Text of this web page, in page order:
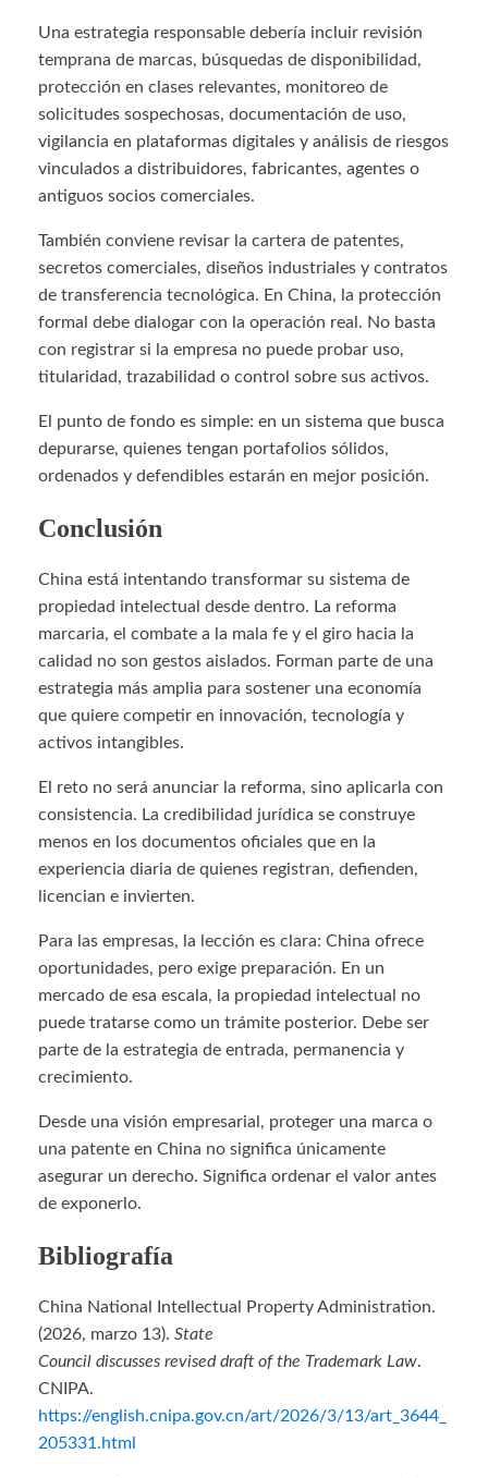
Una estrategia responsable debería incluir revisión
temprana de marcas, búsquedas de disponibilidad,
protección en clases relevantes, monitoreo de
solicitudes sospechosas, documentación de uso,
vigilancia en plataformas digitales y análisis de riesgos
vinculados a distribuidores, fabricantes, agentes o
antiguos socios comerciales.
También conviene revisar la cartera de patentes,
secretos comerciales, diseños industriales y contratos
de transferencia tecnológica. En China, la protección
formal debe dialogar con la operación real. No basta
con registrar si la empresa no puede probar uso,
titularidad, trazabilidad o control sobre sus activos.
El punto de fondo es simple: en un sistema que busca
depurarse, quienes tengan portafolios sólidos,
ordenados y defendibles estarán en mejor posición.
Conclusión
China está intentando transformar su sistema de
propiedad intelectual desde dentro. La reforma
marcaria, el combate a la mala fe y el giro hacia la
calidad no son gestos aislados. Forman parte de una
estrategia más amplia para sostener una economía
que quiere competir en innovación, tecnología y
activos intangibles.
El reto no será anunciar la reforma, sino aplicarla con
consistencia. La credibilidad jurídica se construye
menos en los documentos oficiales que en la
experiencia diaria de quienes registran, defienden,
licencian e invierten.
Para las empresas, la lección es clara: China ofrece
oportunidades, pero exige preparación. En un
mercado de esa escala, la propiedad intelectual no
puede tratarse como un trámite posterior. Debe ser
parte de la estrategia de entrada, permanencia y
crecimiento.
Desde una visión empresarial, proteger una marca o
una patente en China no significa únicamente
asegurar un derecho. Significa ordenar el valor antes
de exponerlo.
Bibliografía
China National Intellectual Property Administration.
(2026, marzo 13). State
Council discusses revised draft of the Trademark Law.
CNIPA.
https://english.cnipa.gov.cn/art/2026/3/13/art_3644_
205331.html